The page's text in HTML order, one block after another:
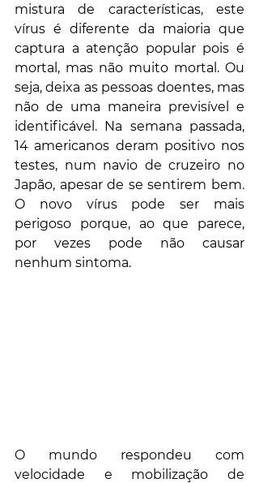
mistura de características, este
vírus é diferente da maioria que
captura a atenção popular pois é
mortal, mas não muito mortal. Ou
seja, deixa as pessoas doentes, mas
não de uma maneira previsível e
identificável. Na semana passada,
14 americanos deram positivo nos
testes, num navio de cruzeiro no
Japão, apesar de se sentirem bem.
O novo vírus pode ser mais
perigoso porque, ao que parece,
por vezes pode não causar
nenhum sintoma.
O mundo respondeu com
velocidade e mobilização de